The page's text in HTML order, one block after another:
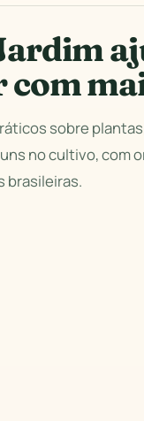
sobre
no cultivo, com
brasileiras.